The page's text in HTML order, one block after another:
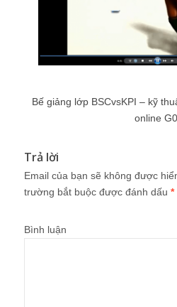
Bế giảng lớp BSCvsKPI – kỹ
online
Trả lời
Email của bạn sẽ không được
trường bắt buộc được đánh dấu *
Bình luận